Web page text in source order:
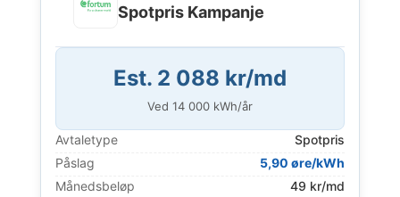
Spotpris Kampanje
Est. 2 088 kr/md
Ved 14 000 kWh/år
Avtaletype
Spotpris
Påslag
5,90 øre/kWh
Månedsbeløp
49 kr/md